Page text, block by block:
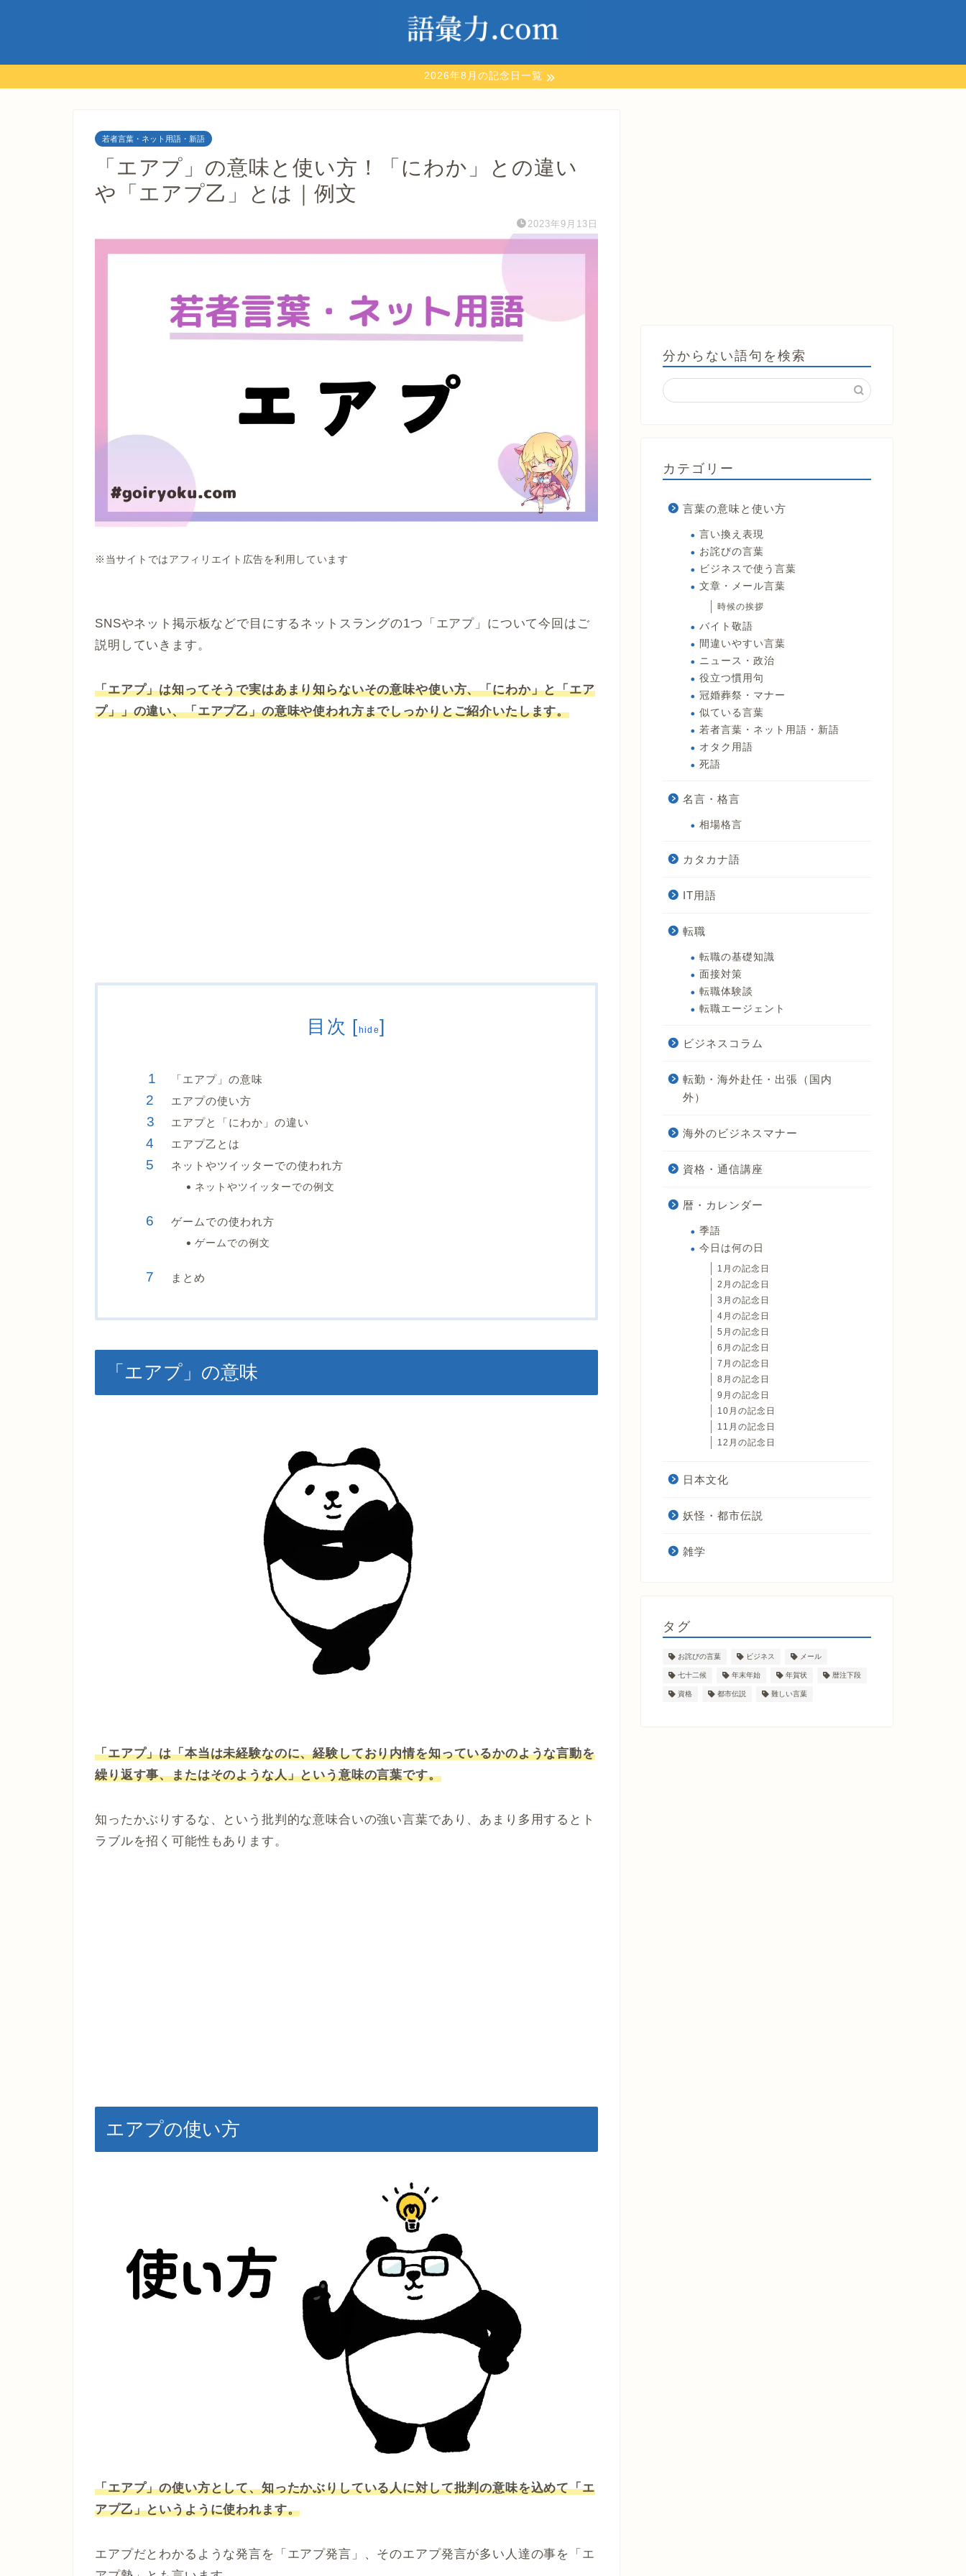
2026年8月の記念日一覧
若者言葉・ネット用語・新語
「エアプ」の意味と使い方！「にわか」との違い
や「エアプ乙」とは｜例文
2023年9月13日
※当サイトではアフィリエイト広告を利用しています
SNSやネット掲示板などで目にするネットスラングの1つ「エアプ」について今回はご
説明していきます。
「エアプ」は知ってそうで実はあまり知らないその意味や使い方、「にわか」と「エア
プ」」の違い、「エアプ乙」の意味や使われ方までしっかりとご紹介いたします。
目次 [hide]
「エアプ」の意味
エアプの使い方
エアプと「にわか」の違い
エアプ乙とは
ネットやツイッターでの使われ方
ネットやツイッターでの例文
ゲームでの使われ方
ゲームでの例文
まとめ
「エアプ」の意味
「エアプ」は「本当は未経験なのに、経験しており内情を知っているかのような言動を
繰り返す事、またはそのような人」という意味の言葉です。
知ったかぶりするな、という批判的な意味合いの強い言葉であり、あまり多用するとト
ラブルを招く可能性もあります。
エアプの使い方
「エアプ」の使い方として、知ったかぶりしている人に対して批判の意味を込めて「エ
アプ乙」というように使われます。
エアプだとわかるような発言を「エアプ発言」、そのエアプ発言が多い人達の事を「エ
分からない語句を検索
カテゴリー
言葉の意味と使い方
言い換え表現
お詫びの言葉
ビジネスで使う言葉
文章・メール言葉
時候の挨拶
バイト敬語
間違いやすい言葉
ニュース・政治
役立つ慣用句
冠婚葬祭・マナー
似ている言葉
若者言葉・ネット用語・新語
オタク用語
死語
名言・格言
相場格言
カタカナ語
IT用語
転職
転職の基礎知識
面接対策
転職体験談
転職エージェント
ビジネスコラム
転勤・海外赴任・出張（国内
外）
海外のビジネスマナー
資格・通信講座
暦・カレンダー
季語
今日は何の日
1月の記念日
2月の記念日
3月の記念日
4月の記念日
5月の記念日
6月の記念日
7月の記念日
8月の記念日
9月の記念日
10月の記念日
11月の記念日
12月の記念日
日本文化
妖怪・都市伝説
雑学
タグ
お詫びの言葉 ビジネス メール
七十二候 年末年始 年賀状 暦注下段
資格 都市伝説 難しい言葉